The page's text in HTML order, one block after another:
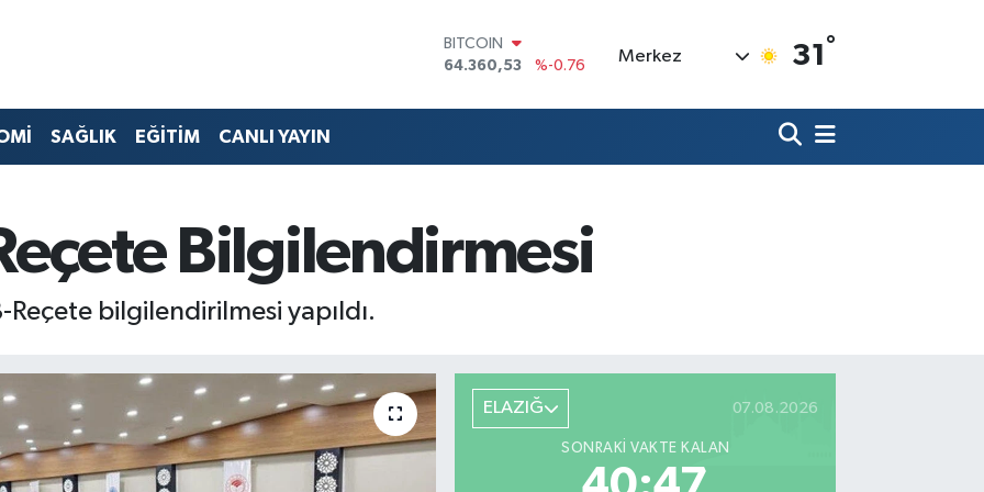
DOLAR
47,7069
%0.17
55,0265
%0.01
13.887
%64
Merkez 31 °
SAĞLIK EĞİTİM CANLI YAYIN
Bilgilendirmesi
bilgilendirilmesi yapıldı.
ELAZIĞ 07.08.2026
SONRAKI VAKTE KALAN